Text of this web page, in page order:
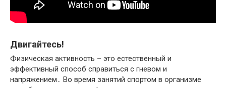
Двигайтесь!​
Физическая активность – это естественный и
эффективный способ справиться с гневом и
напряжением․ Во время занятий спортом в организме